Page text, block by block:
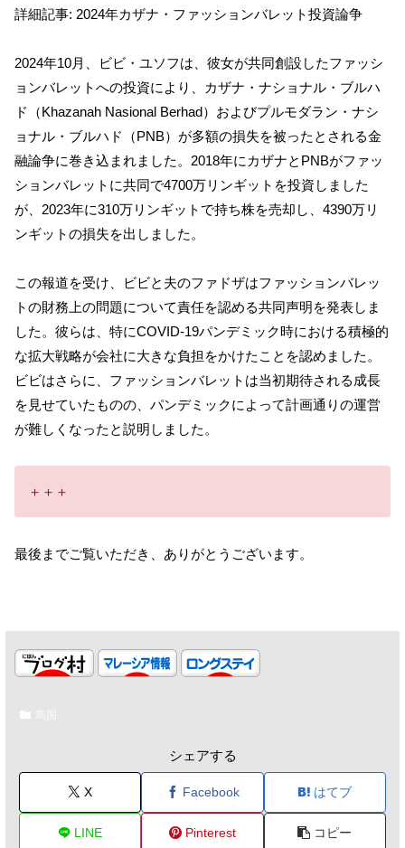
詳細記事: 2024年カザナ・ファッションバレット投資論争
2024年10月、ビビ・ユソフは、彼女が共同創設したファッシ
ョンバレットへの投資により、カザナ・ナショナル・ブルハ
ド（Khazanah Nasional Berhad）およびプルモダラン・ナシ
ョナル・ブルハド（PNB）が多額の損失を被ったとされる金
融論争に巻き込まれました。2018年にカザナとPNBがファッ
ションバレットに共同で4700万リンギットを投資しました
が、2023年に310万リンギットで持ち株を売却し、4390万リ
ンギットの損失を出しました。
この報道を受け、ビビと夫のファドザはファッションバレッ
トの財務上の問題について責任を認める共同声明を発表しま
した。彼らは、特にCOVID-19パンデミック時における積極的
な拡大戦略が会社に大きな負担をかけたことを認めました。
ビビはさらに、ファッションバレットは当初期待される成長
を見せていたものの、パンデミックによって計画通りの運営
が難しくなったと説明しました。
＋＋＋
最後までご覧いただき、ありがとうございます。
シェアする
X Facebook はてブ
LINE Pinterest コピー